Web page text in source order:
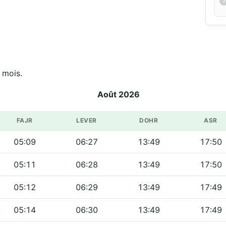
Août 2026
FAJR LEVER DOHR ASR
05:09 06:27 13:49 17:50
05:11 06:28 13:49 17:50
05:12 06:29 13:49 17:49
05:14 06:30 13:49 17:49